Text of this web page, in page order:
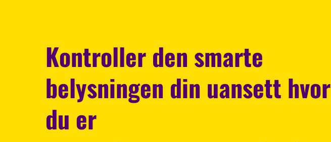
Kontroller den smarte
belysningen din uansett hvor
du er